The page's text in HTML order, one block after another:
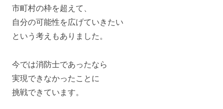
市町村の枠を超えて、
自分の可能性を広げていきたい
という考えもありました。
今では消防士であったなら
実現できなかったことに
挑戦できています。